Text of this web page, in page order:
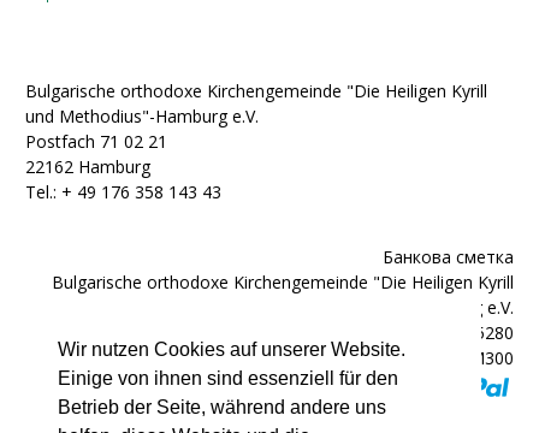
Wir nutzen Cookies auf unserer Website.
Einige von ihnen sind essenziell für den
Betrieb der Seite, während andere uns
Bulgarische orthodoxe Kirchengemeinde "Die Heiligen Kyrill
und Methodius"-Hamburg e.V.
Postfach 71 02 21
22162 Hamburg
Tel.: + ‭49 176 358 143 43‬
Банкова сметка
Bulgarische orthodoxe Kirchengemeinde "Die Heiligen Kyrill
und Methodius"-Hamburg e.V.
IBAN: DE92200300000602025280
BIC: HYVEDEMM300